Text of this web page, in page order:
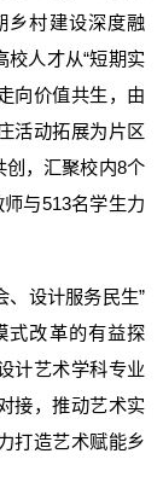
乡村建设深度融
校人才从“短期实
向价值共生，由
活动拓展为片区
创，汇聚校内8个
与513名学生力
、设计服务民生”
式改革的有益探
计艺术学科专业
接，推动艺术实
打造艺术赋能乡